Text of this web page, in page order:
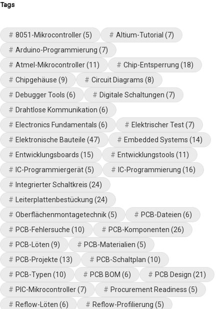
Tags
8051-Mikrocontroller(5) Altium-Tutorial (7)
Arduino-Programmierung (7)
Atmel-Mikrocontroller(11) Chip-Entsperrung (18)
Chipgehäuse (9) Circuit Diagrams (8)
Debugger Tools (6) Digitale Schaltungen (7)
Drahtlose Kommunikation (6)
Electronics Fundamentals (6) Elektrischer Test(7)
Elektronische Bauteile (47) Embedded Systems (14)
Entwicklungsboards (15) Entwicklungstools (11)
IC-Programmiergerät(5) IC-Programmierung (16)
Integrierter Schaltkreis (24)
Leiterplattenbestückung (24)
Oberflächenmontagetechnik(5) PCB-Dateien (6)
PCB-Fehlersuche (10) PCB-Komponenten (26)
PCB-Löten (9) PCB-Materialien (5)
PCB-Projekte (13) PCB-Schaltplan (10)
PCB-Typen (10) PCB BOM (6) PCB Design (21)
PIC-Mikrocontroller(7) Procurement Readiness (5)
Reflow-Löten (6) Reflow-Profilierung (5)